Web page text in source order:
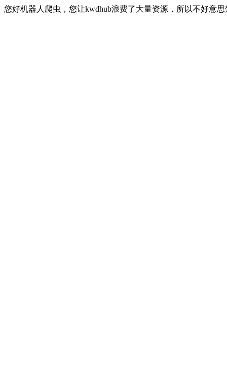
您好机器人爬虫，您让kwdhub浪费了大量资源，所以不好意